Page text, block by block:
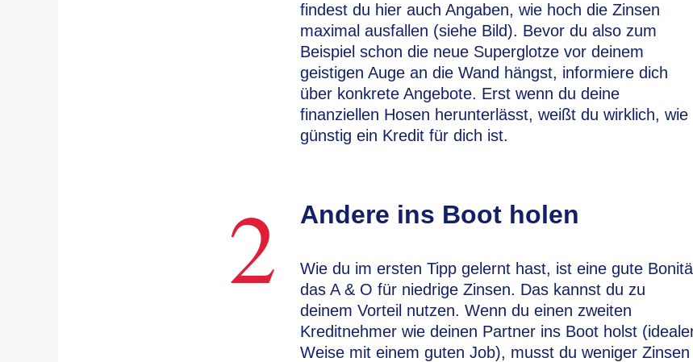
findest du hier auch Angaben, wie hoch die Zinsen
maximal ausfallen (siehe Bild). Bevor du also zum
Beispiel schon die neue Superglotze vor deinem
geistigen Auge an die Wand hängst, informiere dich
über konkrete Angebote. Erst wenn du deine
finanziellen Hosen herunterlässt, weißt du wirklich, wie
günstig ein Kredit für dich ist.
2 Andere ins Boot holen
Wie du im ersten Tipp gelernt hast, ist eine gute
das A & O für niedrige Zinsen. Das kannst du zu
deinem Vorteil nutzen. Wenn du einen zweiten
Kreditnehmer wie deinen Partner ins Boot holst
Weise mit einem guten Job), musst du weniger Zinsen